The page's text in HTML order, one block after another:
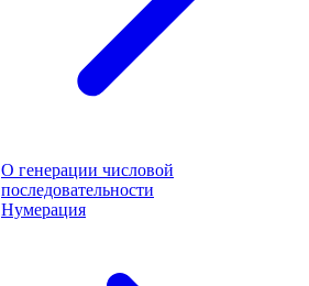
О генерации числовой
последовательности
Нумерация